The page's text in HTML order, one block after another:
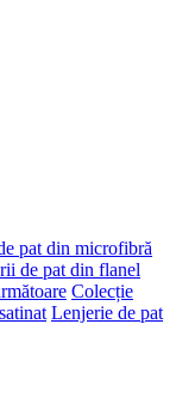
pat din microfibră
de pat din flanel
Colecție
Lenjerie de pat